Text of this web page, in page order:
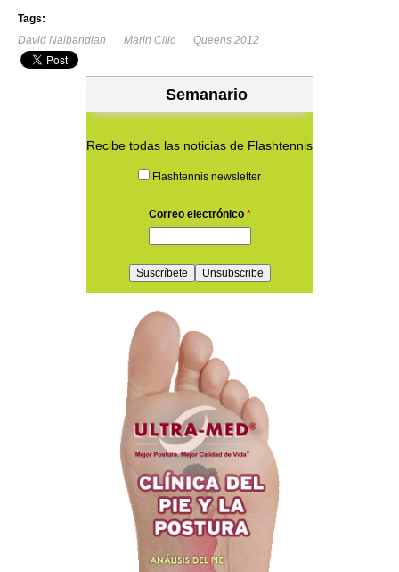
Tags:
David Nalbandian
Marin Cilic Queens 2012
Semanario
Recibe todas las noticias de Flashtennis
Flashtennis newsletter
Correo electrónico *